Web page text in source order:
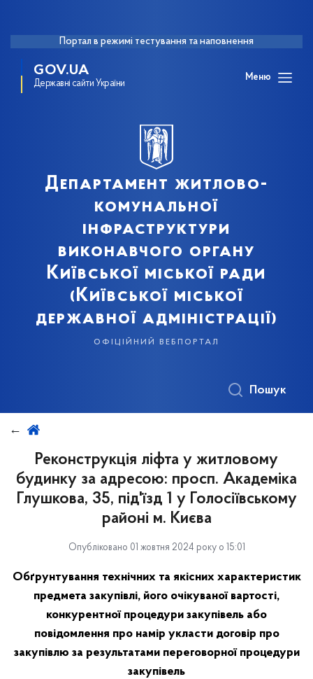
Портал в режимі тестування та наповнення
GOV.UA
Державні сайти України
Меню
Департамент житлово-
комунальної
інфраструктури
виконавчого органу
Київської міської ради
(Київської міської
державної адміністрації)
офіційний вебпортал
Пошук
Реконструкція ліфта у житловому
будинку за адресою: просп. Академіка
Глушкова, 35, під'їзд 1 у Голосіївському
районі м. Києва
Опубліковано 01 жовтня 2024 року о 15:01
Обґрунтування технічних та якісних характеристик
предмета закупівлі, його очікуваної вартості,
конкурентної процедури закупівель або
повідомлення про намір укласти договір про
закупівлю за результатами переговорної процедури
закупівель